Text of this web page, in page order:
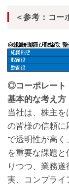
＜参考：コー
◎コーポレート
基本的な考え方
当社は、株主
の皆様の信頼に
で透明性が高
を重要な課題
りつつ、業務
実、コンプライ